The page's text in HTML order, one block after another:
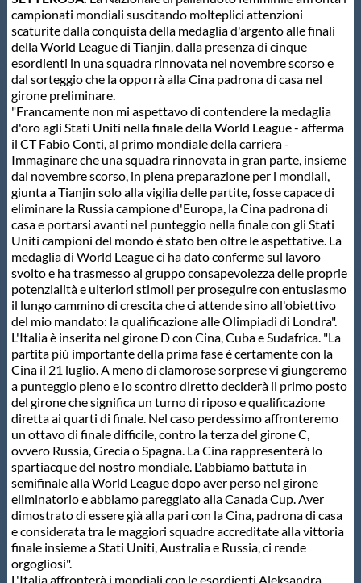
Privacy
Cookie Policy
Archivio News
Flash News
Galleria fotografica
Videogallery
Intranet
Webmail
Contatti
Mappa del sito
campionati mondiali suscitando molteplici attenzioni
scaturite dalla conquista della medaglia d'argento alle finali
della World League di Tianjin, dalla presenza di cinque
esordienti in una squadra rinnovata nel novembre scorso e
dal sorteggio che la opporrà alla Cina padrona di casa nel
girone preliminare.
"Francamente non mi aspettavo di contendere la medaglia
d'oro agli Stati Uniti nella finale della World League - afferma
il CT Fabio Conti, al primo mondiale della carriera -
Immaginare che una squadra rinnovata in gran parte, insieme
dal novembre scorso, in piena preparazione per i mondiali,
giunta a Tianjin solo alla vigilia delle partite, fosse capace di
eliminare la Russia campione d'Europa, la Cina padrona di
casa e portarsi avanti nel punteggio nella finale con gli Stati
Uniti campioni del mondo è stato ben oltre le aspettative. La
medaglia di World League ci ha dato conferme sul lavoro
svolto e ha trasmesso al gruppo consapevolezza delle proprie
potenzialità e ulteriori stimoli per proseguire con entusiasmo
il lungo cammino di crescita che ci attende sino all'obiettivo
del mio mandato: la qualificazione alle Olimpiadi di Londra".
L'Italia è inserita nel girone D con Cina, Cuba e Sudafrica. "La
partita più importante della prima fase è certamente con la
Cina il 21 luglio. A meno di clamorose sorprese vi giungeremo
a punteggio pieno e lo scontro diretto deciderà il primo posto
del girone che significa un turno di riposo e qualificazione
diretta ai quarti di finale. Nel caso perdessimo affronteremo
un ottavo di finale difficile, contro la terza del girone C,
ovvero Russia, Grecia o Spagna. La Cina rappresenterà lo
spartiacque del nostro mondiale. L'abbiamo battuta in
semifinale alla World League dopo aver perso nel girone
eliminatorio e abbiamo pareggiato alla Canada Cup. Aver
dimostrato di essere già alla pari con la Cina, padrona di casa
e considerata tra le maggiori squadre accreditate alla vittoria
finale insieme a Stati Uniti, Australia e Russia, ci rende
orgogliosi".
L'Italia affronterà i mondiali con le esordienti Aleksandra